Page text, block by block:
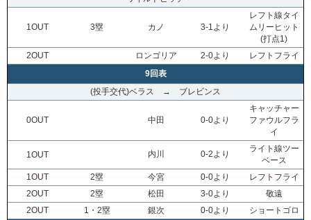
1OUT 3塁 カノ 3-1より
レフト線タイ
ムリーヒット
(打点1)
2OUT
ロンゴリア 2-0より
レフトフライ
9回表
(投手交代)ベラス → ブレビンス
0OUT 中田 0-0より
キャッチャー
ファウルフラ
イ
1OUT 内川 0-2より
ライト線ツー
ベース
1OUT
2塁 今宮 0-0より
レフトフライ
2OUT
2塁 松田 3-0より
敬遠
2OUT
1・2塁 銀次 0-0より
ショートゴロ